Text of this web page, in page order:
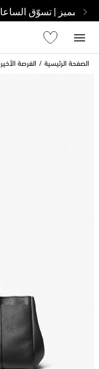
مميز | تسوّق
الصفحة الرئيسية الفرصة